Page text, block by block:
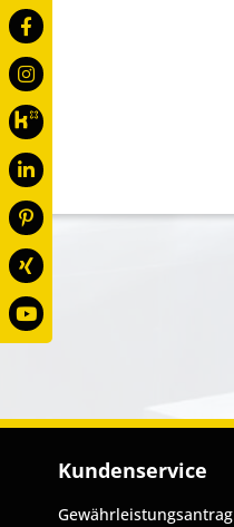
Kundenservice
Gewährleistungsantrag